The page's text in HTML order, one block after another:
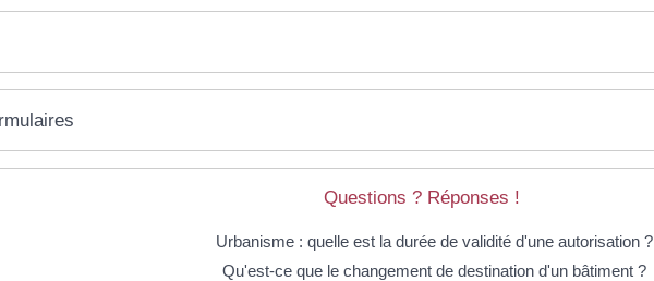
Questions ? Réponses !
Urbanisme : quelle est la durée de validité d'une autorisation ?
Qu'est-ce que le changement de destination d'un bâtiment ?